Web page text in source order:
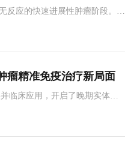
反应的快速进展性肿瘤阶段。此
瘤精准免疫治疗新局面
临床应用，开启了晚期实体瘤
替雷利珠单抗新适应证获批研